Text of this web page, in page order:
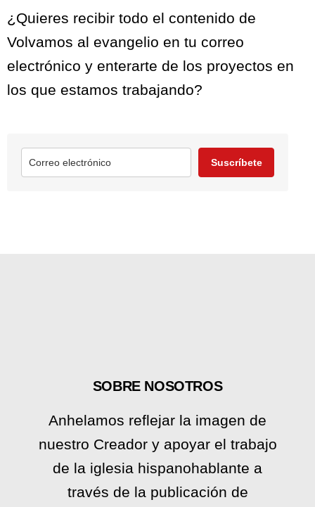
¿Quieres recibir todo el contenido de
Volvamos al evangelio en tu correo
electrónico y enterarte de los proyectos en
los que estamos trabajando?
Suscríbete
SOBRE NOSOTROS
Anhelamos reflejar la imagen de
nuestro Creador y apoyar el trabajo
de la iglesia hispanohablante a
través de la publicación de